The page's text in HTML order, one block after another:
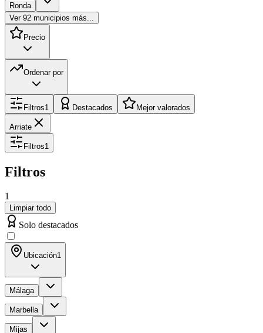
Ronda
Ver 92 municipios más...
Precio
Ordenar por
Filtros1 Destacados Mejor valorados
Arriate
Filtros1
Filtros
1
Limpiar todo
Solo destacados
Ubicación1
Málaga
Marbella
Mijas